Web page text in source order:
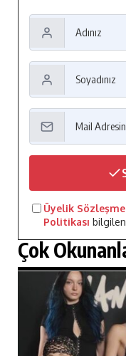
Üyelik
Politikası
Çok